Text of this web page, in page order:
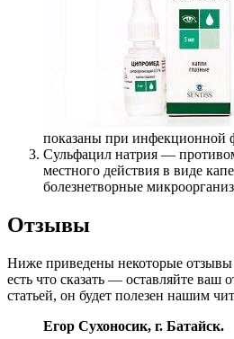
показаны при инфекционной
Сульфацил натрия —
местного действия в виде
болезнетворные
Отзывы
Ниже приведены некоторые
есть что сказать — оставляйте ваш
статьей, он будет полезен нашим
Егор Сухоносик, г. Батайск.